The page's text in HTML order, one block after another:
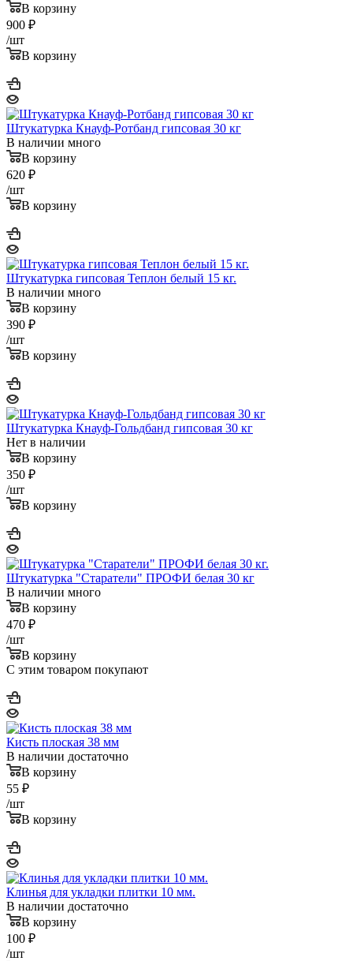
В корзину
900 ₽
/шт
В корзину
Штукатурка Кнауф-Ротбанд гипсовая 30 кг
В наличии много
В корзину
620 ₽
/шт
В корзину
Штукатурка гипсовая Теплон белый 15 кг.
В наличии много
В корзину
390 ₽
/шт
В корзину
Штукатурка Кнауф-Гольдбанд гипсовая 30 кг
Нет в наличии
В корзину
350 ₽
/шт
В корзину
Штукатурка "Старатели" ПРОФИ белая 30 кг
В наличии много
В корзину
470 ₽
/шт
В корзину
С этим товаром покупают
Кисть плоская 38 мм
В наличии достаточно
В корзину
55 ₽
/шт
В корзину
Клинья для укладки плитки 10 мм.
В наличии достаточно
В корзину
100 ₽
/шт